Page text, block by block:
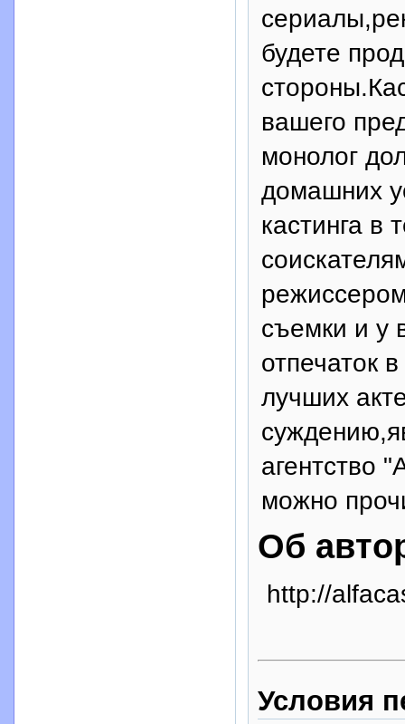
будете
вашего
монолог
домашних
кастинга в
съемки и у
отпечаток
лучших
агентство
можно
Об
http://
Условия